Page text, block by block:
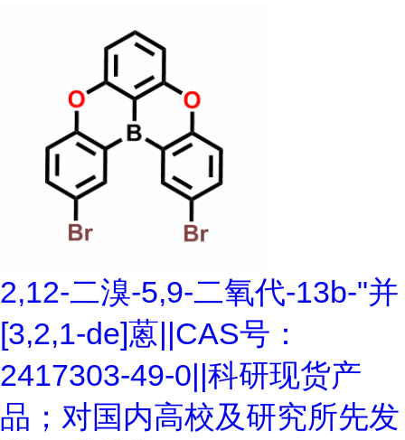
2,12-二溴-5,9-二氧代-13b-"并
[3,2,1-de]蒽||CAS号：
2417303-49-0||科研现货产
品；对国内高校及研究所先发